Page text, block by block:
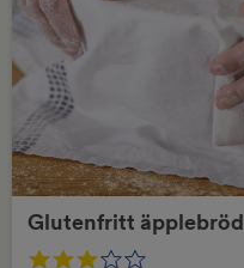
Glutenfritt äpplebröd